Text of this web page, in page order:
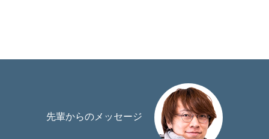
先輩からのメッセージ